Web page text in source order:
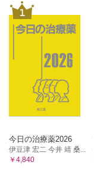
1
今日の治療薬2026
伊豆津 宏二 今井 靖 桑...
￥4,840